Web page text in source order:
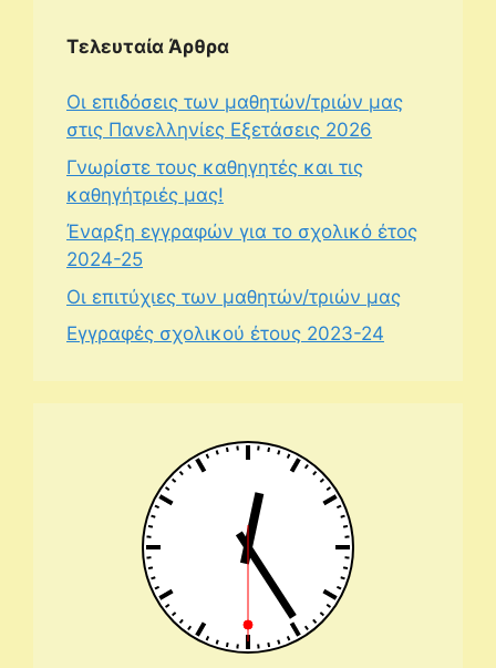
Τελευταία Άρθρα
Οι επιδόσεις των μαθητών/τριών μας
στις Πανελληνίες Εξετάσεις 2026
Γνωρίστε τους καθηγητές και τις
καθηγήτριές μας!
Έναρξη εγγραφών για το σχολικό έτος
2024-25
Οι επιτύχιες των μαθητών/τριών μας
Εγγραφές σχολικού έτους 2023-24